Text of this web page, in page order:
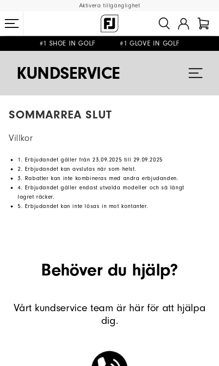
Aktivera tillgänglighet
#1 SHOE IN GOLF #1 GLOVE IN GOLF
KUNDSERVICE
SOMMARREA SLUT
Villkor
1. Erbjudandet gäller från 23.09.2025 till 29.09.2025
2. Erbjudandet kan avslutas när som helst.
3. Rabatter kan inte kombineras med andra erbjudanden.
4. Erbjudandet gäller endast utvalda modeller och så långt
lagret räcker.
5. Erbjudandet kan inte lösas in mot kontanter.
Behöver du hjälp?
Vårt kundservice team är här för att hjälpa
dig.